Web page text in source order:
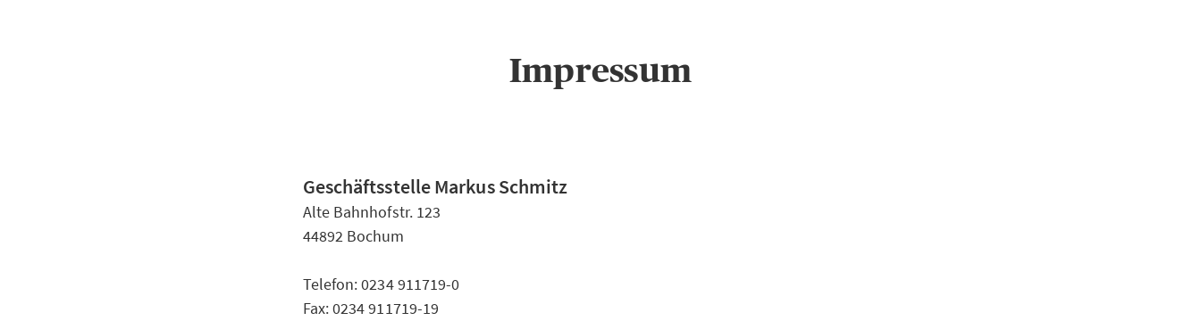
Impressum
Geschäftsstelle Markus Schmitz
Alte Bahnhofstr. 123
44892 Bochum
Telefon: 0234 911719-0
Fax: 0234 911719-19